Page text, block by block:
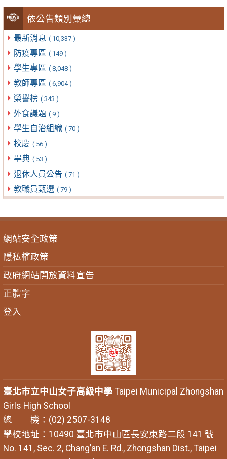
依公告類別彙總
最新消息 ( 10,337 )
防疫專區 ( 149 )
學生專區 ( 8,048 )
教師專區 ( 6,904 )
榮譽榜 ( 343 )
外食議題 ( 9 )
學生自治組織 ( 70 )
校慶 ( 56 )
畢典 ( 53 )
退休人員公告 ( 71 )
教職員甄選 ( 79 )
網站安全政策
隱私權政策
政府網站開放資料宣告
正體字
登入
臺北市立中山女子高級中學Taipei Municipal Zhongshan
Girls High School
總 機：(02) 2507-3148
學校地址：10490 臺北市中山區長安東路二段 141 號
No. 141, Sec. 2, Chang’an E. Rd., Zhongshan Dist., Taipei